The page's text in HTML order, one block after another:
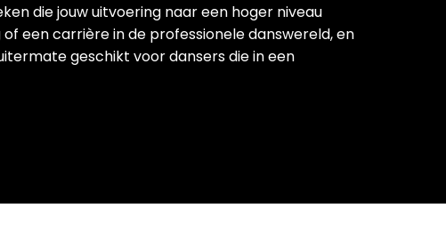
die jouw uitvoering naar een hoger niveau
een carrière in de professionele danswereld, en
geschikt voor dansers die in een